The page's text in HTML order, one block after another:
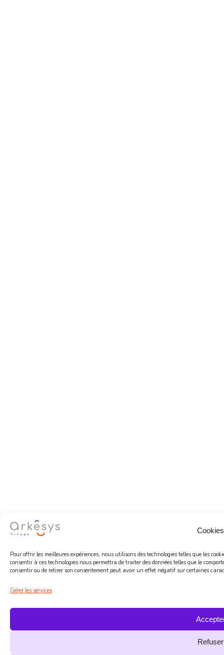
Cookies
Pour offrir les meilleures expériences, nous utilisons des technologies telles que les
consentir à ces technologies nous permettra de traiter des données telles que le
consentir ou de retirer son consentement peut avoir un effet négatif sur certaines
Gérer les services
Refuser